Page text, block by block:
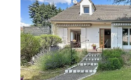
OLIVET 45
136 m2, 5 pièces
Ref : 244
Maison à vendre
357 000 €